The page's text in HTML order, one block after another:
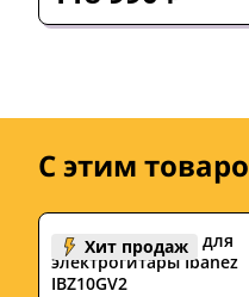
Burst
С этим
Хит продаж
Комбоусилитель для
электрогитары Ibanez
IBZ10GV2